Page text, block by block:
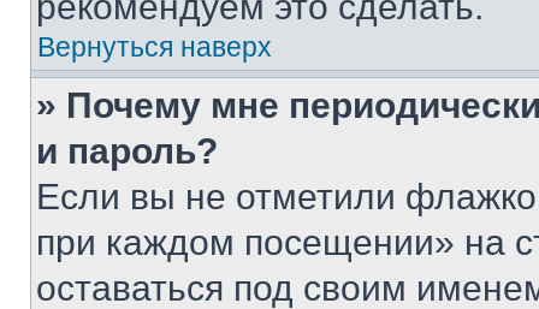
Вернуться наверх
» Почему мне
и пароль?
Если вы не отметили
при каждом посещении» на
оставаться под своим